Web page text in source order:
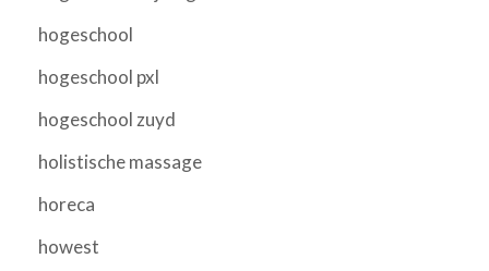
hogeschool
hogeschool pxl
hogeschool zuyd
holistische massage
horeca
howest